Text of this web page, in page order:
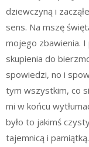
dziewczyną i
sens. Na mszę
mojego zbawienia.
skupienia do
spowiedzi, no i
tym wszystkim, co
mi w końcu
było to jakimś
tajemnicą i pamiątką.